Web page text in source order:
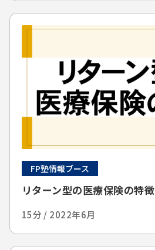
FP塾情報ブース
リターン型の医療保険の特徴
15分 / 2022年6月